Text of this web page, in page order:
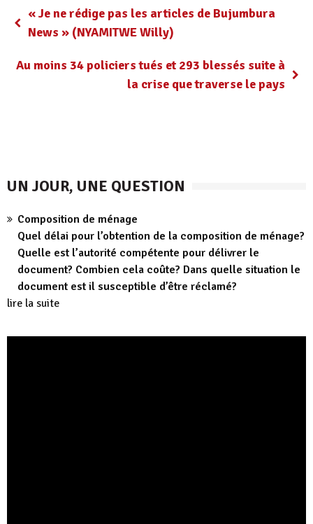
« Je ne rédige pas les articles de Bujumbura
News » (NYAMITWE Willy)
Au moins 34 policiers tués et 293 blessés suite à
la crise que traverse le pays
UN JOUR, UNE QUESTION
Composition de ménage
Quel délai pour l’obtention de la composition de ménage?
Quelle est l’autorité compétente pour délivrer le
document? Combien cela coûte? Dans quelle situation le
document est il susceptible d’être réclamé?
lire la suite